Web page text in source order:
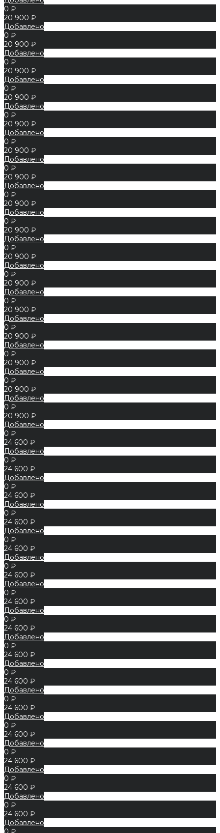
0 ₽
20 900 ₽
Добавлено
0 ₽
20 900 ₽
Добавлено
0 ₽
20 900 ₽
Добавлено
0 ₽
20 900 ₽
Добавлено
0 ₽
20 900 ₽
Добавлено
0 ₽
20 900 ₽
Добавлено
0 ₽
20 900 ₽
Добавлено
0 ₽
20 900 ₽
Добавлено
0 ₽
20 900 ₽
Добавлено
0 ₽
20 900 ₽
Добавлено
0 ₽
20 900 ₽
Добавлено
0 ₽
20 900 ₽
Добавлено
0 ₽
20 900 ₽
Добавлено
0 ₽
20 900 ₽
Добавлено
0 ₽
20 900 ₽
Добавлено
0 ₽
20 900 ₽
Добавлено
0 ₽
24 600 ₽
Добавлено
0 ₽
24 600 ₽
Добавлено
0 ₽
24 600 ₽
Добавлено
0 ₽
24 600 ₽
Добавлено
0 ₽
24 600 ₽
Добавлено
0 ₽
24 600 ₽
Добавлено
0 ₽
24 600 ₽
Добавлено
0 ₽
24 600 ₽
Добавлено
0 ₽
24 600 ₽
Добавлено
0 ₽
24 600 ₽
Добавлено
0 ₽
24 600 ₽
Добавлено
0 ₽
24 600 ₽
Добавлено
0 ₽
24 600 ₽
Добавлено
0 ₽
24 600 ₽
Добавлено
0 ₽
24 600 ₽
Добавлено